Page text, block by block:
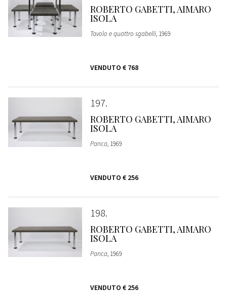
ROBERTO GABETTI, AIMARO
ISOLA
Tavolo e quattro sgabelli, 1969
VENDUTO € 768
197
ROBERTO GABETTI, AIMARO
ISOLA
Panca, 1969
VENDUTO € 256
198
ROBERTO GABETTI, AIMARO
ISOLA
Panca, 1969
VENDUTO € 256